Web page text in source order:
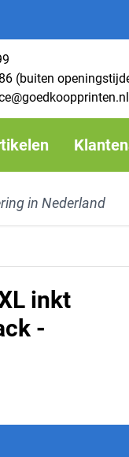
(buiten
in Nederland
inkt
-